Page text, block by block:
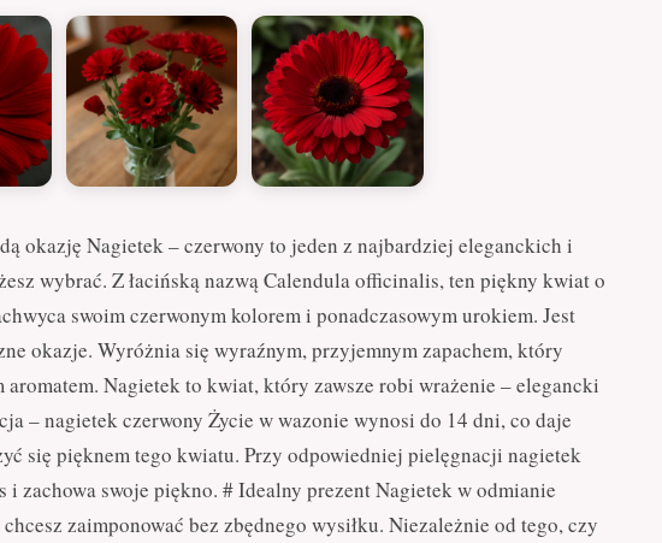
okazję Nagietek – czerwony to jeden z najbardziej eleganckich i
wybrać. Z łacińską nazwą Calendula officinalis, ten piękny kwiat o
swoim czerwonym kolorem i ponadczasowym urokiem. Jest
okazje. Wyróżnia się wyraźnym, przyjemnym zapachem, który
aromatem. Nagietek to kwiat, który zawsze robi wrażenie – elegancki
– nagietek czerwony Życie w wazonie wynosi do 14 dni, co daje
się pięknem tego kwiatu. Przy odpowiedniej pielęgnacji nagietek
i zachowa swoje piękno. # Idealny prezent Nagietek w odmianie
zaimponować bez zbędnego wysiłku. Niezależnie od tego, czy